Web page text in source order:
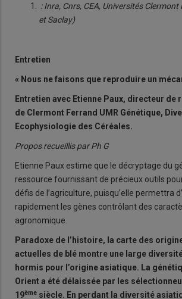
: Inra, Cnrs, CEA, Universités Clermont
et Saclay)
Entretien
« Nous ne faisons que reproduire un
Entretien avec Etienne Paux, directeur de
de Clermont Ferrand UMR Génétique,
Ecophysiologie des Céréales.
Propos recueillis par Ph G
Etienne Paux estime que le décryptage du
ressource fournissant de précieux outils
défis de l’agriculture, puisqu’elle permettra
rapidement les gènes contrôlant des
agronomique.
Paradoxe de l’histoire, la carte des
actuelles de blé montre une large
hormis pour l’origine asiatique. La
Orient a été délaissée par les
19ème siècle. En perdant la diversité